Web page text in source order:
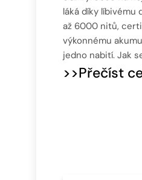
láká díky líbivému
až 6000 nitů,
výkonnému
jedno nabití. Jak
>>Přečíst